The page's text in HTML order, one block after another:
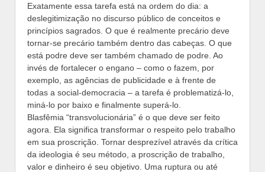
Exatamente essa tarefa está na ordem do dia: a
deslegitimização no discurso público de conceitos e
princípios sagrados. O que é realmente precário deve
tornar-se precário também dentro das cabeças. O que
está podre deve ser também chamado de podre. Ao
invés de fortalecer o engano – como o fazem, por
exemplo, as agências de publicidade e à frente de
todas a social-democracia – a tarefa é problematizá-lo,
miná-lo por baixo e finalmente superá-lo.
Blasfêmia “transvolucionária” é o que deve ser feito
agora. Ela significa transformar o respeito pelo trabalho
em sua proscrição. Tornar desprezível através da crítica
da ideologia é seu método, a proscrição de trabalho,
valor e dinheiro é seu objetivo. Uma ruptura ou até